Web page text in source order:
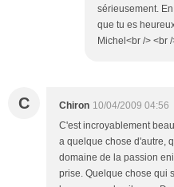
sérieusement.
que tu es
Michel<br /> <br
C Chiron 10/04/2009 04:56
C'est incroyablement
a quelque chose d'autre,
domaine de la passion
prise. Quelque chose qui